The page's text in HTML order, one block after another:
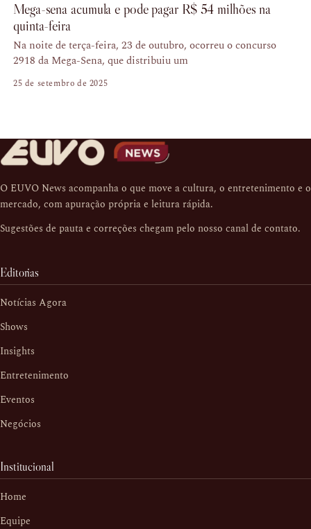
Mega-sena acumula e pode pagar R$ 54 milhões na
quinta-feira
Na noite de terça-feira, 23 de outubro, ocorreu o concurso
2918 da Mega-Sena, que distribuiu um
25 de setembro de 2025
O EUVO News acompanha o que move a cultura, o entretenimento e o
mercado, com apuração própria e leitura rápida.
Sugestões de pauta e correções chegam pelo nosso canal de contato.
Editorias
Notícias Agora
Shows
Insights
Entretenimento
Eventos
Negócios
Institucional
Home
Equipe